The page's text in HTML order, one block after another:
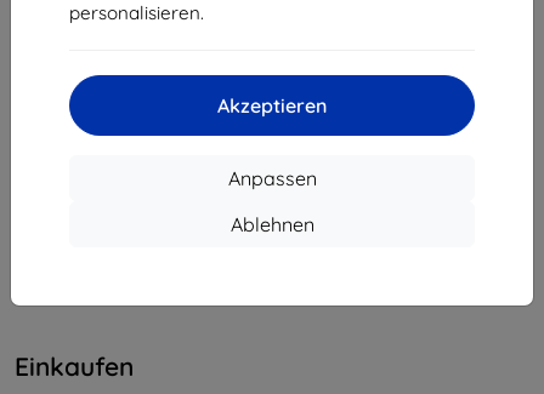
personalisieren.
Akzeptieren
Anpassen
Ablehnen
info@top4mobile.eu
Einkaufen